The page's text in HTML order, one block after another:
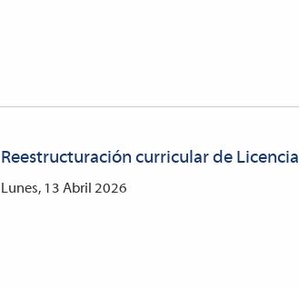
Reestructuración curricular de
Lunes, 13 Abril 2026